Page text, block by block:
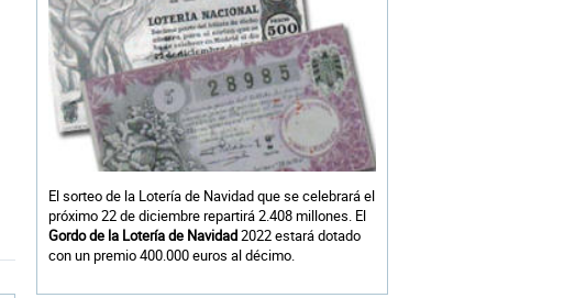
El sorteo de la Lotería de Navidad que se celebrará el
próximo 22 de diciembre repartirá 2.408 millones. El
Gordo de la Lotería de Navidad2022 estará dotado
con un premio 400.000 euros al décimo.